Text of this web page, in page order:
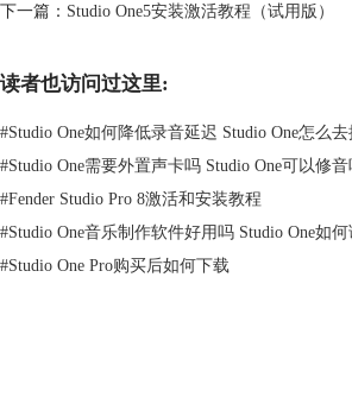
下一篇： Studio One5安装激活教程（试用版）
读者也访问过这里:
#Studio One如何降低录音延迟 Studio One怎么
#Studio One需要外置声卡吗 Studio One可以修
#Fender Studio Pro 8激活和安装教程
#Studio One音乐制作软件好用吗 Studio One如
#Studio One Pro购买后如何下载